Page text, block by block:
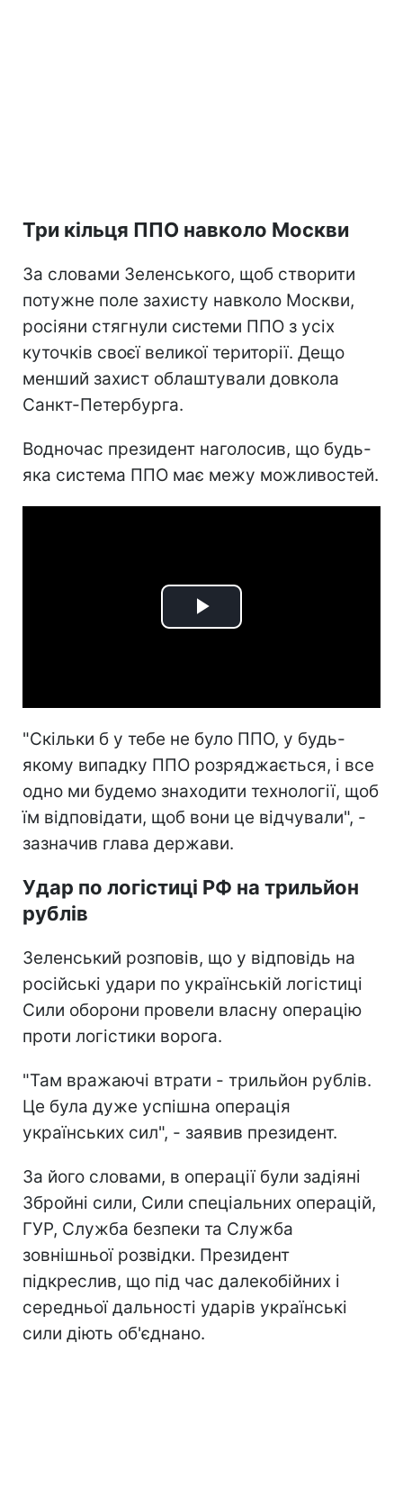
Три кільця ППО навколо Москви
За словами Зеленського, щоб створити
потужне поле захисту навколо Москви,
росіяни стягнули системи ППО з усіх
куточків своєї великої території. Дещо
менший захист облаштували довкола
Санкт-Петербурга.
Водночас президент наголосив, що будь-
яка система ППО має межу можливостей.
Play
"Скільки б у тебе не було ППО, у будь-
якому випадку ППО розряджається, і все
одно ми будемо знаходити технології, щоб
їм відповідати, щоб вони це відчували", -
зазначив глава держави.
Удар по логістиці РФ на трильйон
рублів
Зеленський розповів, що у відповідь на
російські удари по українській логістиці
Сили оборони провели власну операцію
проти логістики ворога.
"Там вражаючі втрати - трильйон рублів.
Це була дуже успішна операція
українських сил", - заявив президент.
За його словами, в операції були задіяні
Збройні сили, Сили спеціальних операцій,
ГУР, Служба безпеки та Служба
зовнішньої розвідки. Президент
підкреслив, що під час далекобійних і
середньої дальності ударів українські
сили діють об'єднано.